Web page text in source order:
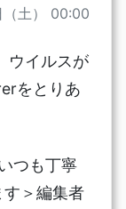
土） 00:00
ウイルスが
をとりあ
つも丁寧
＞編集者